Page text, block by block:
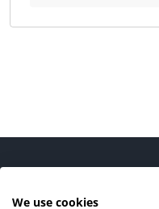
Versandprozessen
dass die
DATEV erleichtert
Finanzverwaltung
We use cookies